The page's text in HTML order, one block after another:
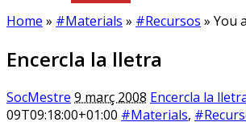
Home » #Materials » #Recursos » You
Encercla la lletra
SocMestre 9 març 2008 Encercla la
09T09:18:00+01:00 #Materials,